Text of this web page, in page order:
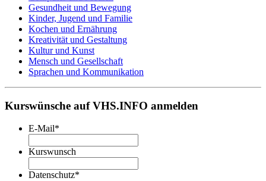
Gesundheit und Bewegung
Kinder, Jugend und Familie
Kochen und Ernährung
Kreativität und Gestaltung
Kultur und Kunst
Mensch und Gesellschaft
Sprachen und Kommunikation
Kurswünsche auf VHS.INFO anmelden
E-Mail*
Kurswunsch
Datenschutz*